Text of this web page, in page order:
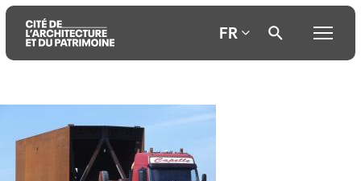
contenu
menu
FR